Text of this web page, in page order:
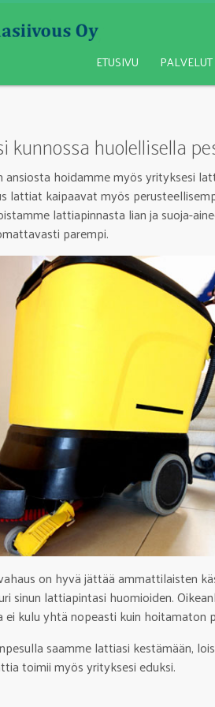
ETUSIVU
huolellisella
ansiosta hoidamme myös yrityksesi
lattiat kaipaavat myös
lattiapinnasta lian ja suoja-
parempi.
on hyvä jättää ammattilaisten
sinun lattiapintasi huomioiden.
kulu yhtä nopeasti kuin hoitamaton
saamme lattiasi kestämään,
toimii myös yrityksesi eduksi.